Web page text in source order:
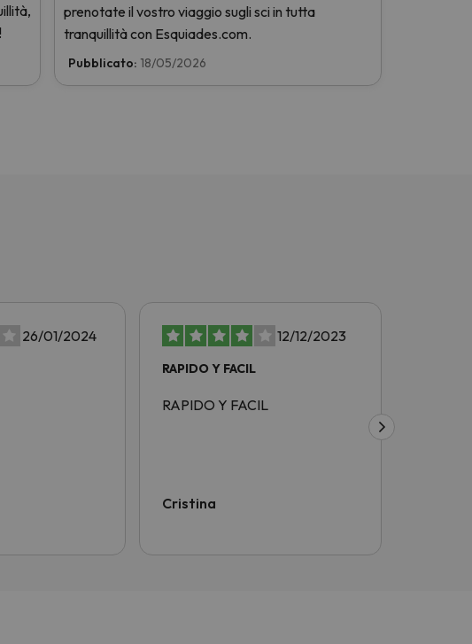
prenotate il vostro viaggio sugli sci in tutta
tranquillità con Esquiades.com.
Pubblicato: 18/05/2026
26/01/2024 12/12/2023
RAPIDO Y FACIL
RAPIDO Y FACIL
Cristina